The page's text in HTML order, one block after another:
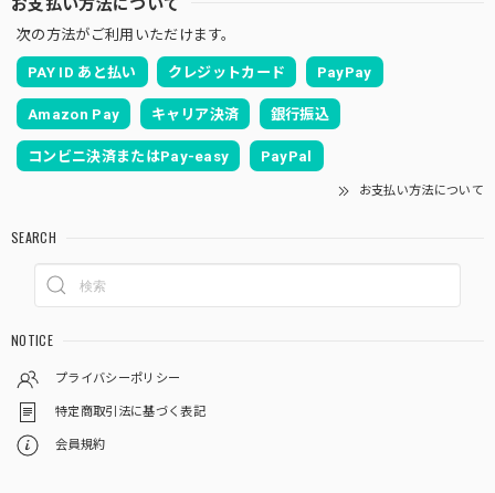
次の方法がご利用いただけます。
PAY ID あと払い クレジットカード PayPay
Amazon Pay キャリア決済 銀行振込
コンビニ決済またはPay-easy PayPal
お支払い方法について
SEARCH
NOTICE
プライバシーポリシー
特定商取引法に基づく表記
会員規約